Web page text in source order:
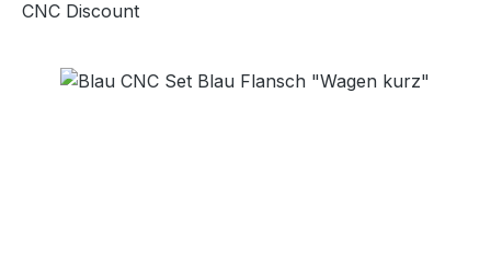
CNC Discount
Bildergalerie überspringen